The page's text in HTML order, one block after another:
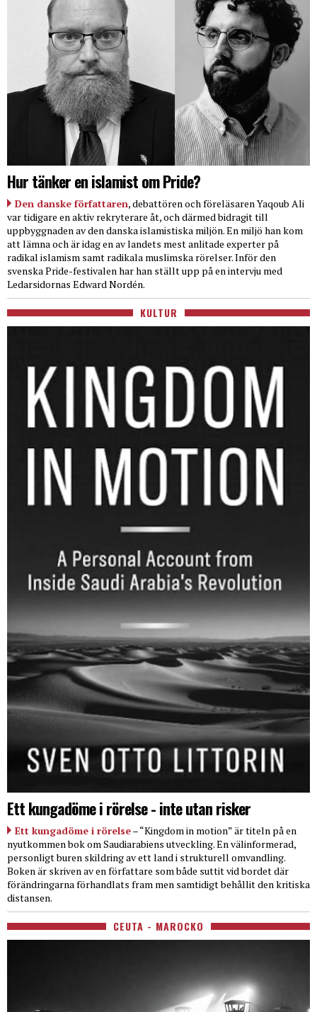
Hur tänker en islamist om Pride?
Den danske författaren, debattören och föreläsaren Yaqoub Ali
var tidigare en aktiv rekryterare åt, och därmed bidragit till
uppbyggnaden av den danska islamistiska miljön. En miljö han kom
att lämna och är idag en av landets mest anlitade experter på
radikal islamism samt radikala muslimska rörelser. Inför den
svenska Pride-festivalen har han ställt upp på en intervju med
Ledarsidornas Edward Nordén.
KULTUR
Ett kungadöme i rörelse - inte utan risker
Ett kungadöme i rörelse– “Kingdom in motion” är titeln på en
nyutkommen bok om Saudiarabiens utveckling. En välinformerad,
personligt buren skildring av ett land i strukturell omvandling.
Boken är skriven av en författare som både suttit vid bordet där
förändringarna förhandlats fram men samtidigt behållit den kritiska
distansen.
CEUTA - MAROCKO